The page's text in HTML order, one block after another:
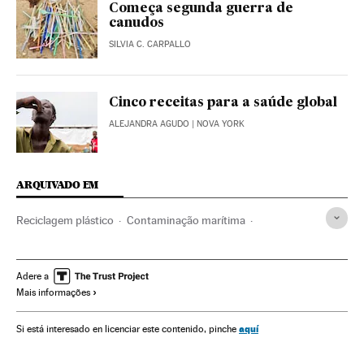
Começa segunda guerra de
canudos
SILVIA C. CARPALLO
Cinco receitas para a saúde global
ALEJANDRA AGUDO | NOVA YORK
ARQUIVADO EM
Reciclagem plástico Contaminação marítima
Problemas ambientais Meio ambiente
Adere a
Mais informações
Si está interesado en licenciar este contenido, pinche aquí